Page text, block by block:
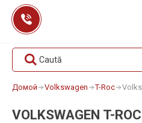
Перейти
содержанию
Caută
Домой Volkswagen T-Roc
VOLKSWAGEN T-ROC